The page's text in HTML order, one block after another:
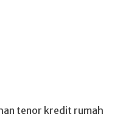
tenor kredit rumah